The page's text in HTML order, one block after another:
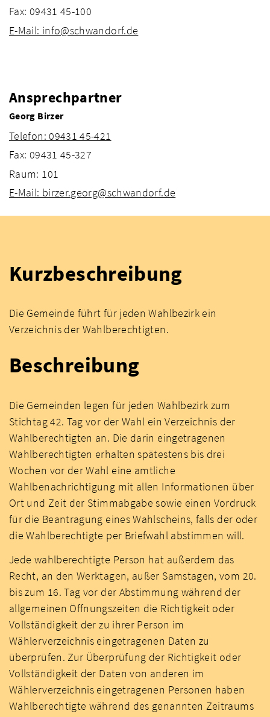
Fax: 09431 45-100
E-Mail: info@schwandorf.de
Ansprechpartner
Georg Birzer
Telefon: 09431 45-421
Fax: 09431 45-327
Raum: 101
E-Mail: birzer.georg@schwandorf.de
Kurzbeschreibung
Die Gemeinde führt für jeden Wahlbezirk ein
Verzeichnis der Wahlberechtigten.
Beschreibung
Die Gemeinden legen für jeden Wahlbezirk zum
Stichtag 42. Tag vor der Wahl ein Verzeichnis der
Wahlberechtigten an. Die darin eingetragenen
Wahlberechtigten erhalten spätestens bis drei
Wochen vor der Wahl eine amtliche
Wahlbenachrichtigung mit allen Informationen über
Ort und Zeit der Stimmabgabe sowie einen Vordruck
für die Beantragung eines Wahlscheins, falls der oder
die Wahlberechtigte per Briefwahl abstimmen will.
Jede wahlberechtigte Person hat außerdem das
Recht, an den Werktagen, außer Samstagen, vom 20.
bis zum 16. Tag vor der Abstimmung während der
allgemeinen Öffnungszeiten die Richtigkeit oder
Vollständigkeit der zu ihrer Person im
Wählerverzeichnis eingetragenen Daten zu
überprüfen. Zur Überprüfung der Richtigkeit oder
Vollständigkeit der Daten von anderen im
Wählerverzeichnis eingetragenen Personen haben
Wahlberechtigte während des genannten Zeitraums